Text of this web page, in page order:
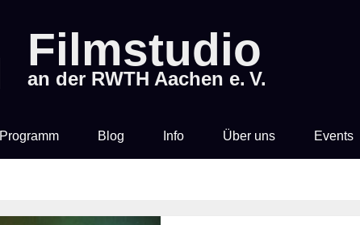
Filmstudio
an der RWTH Aachen e. V.
Programm Blog Info Über uns Events